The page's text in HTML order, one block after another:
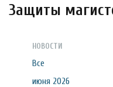
Защиты
НОВОСТИ
Все
июня 2026